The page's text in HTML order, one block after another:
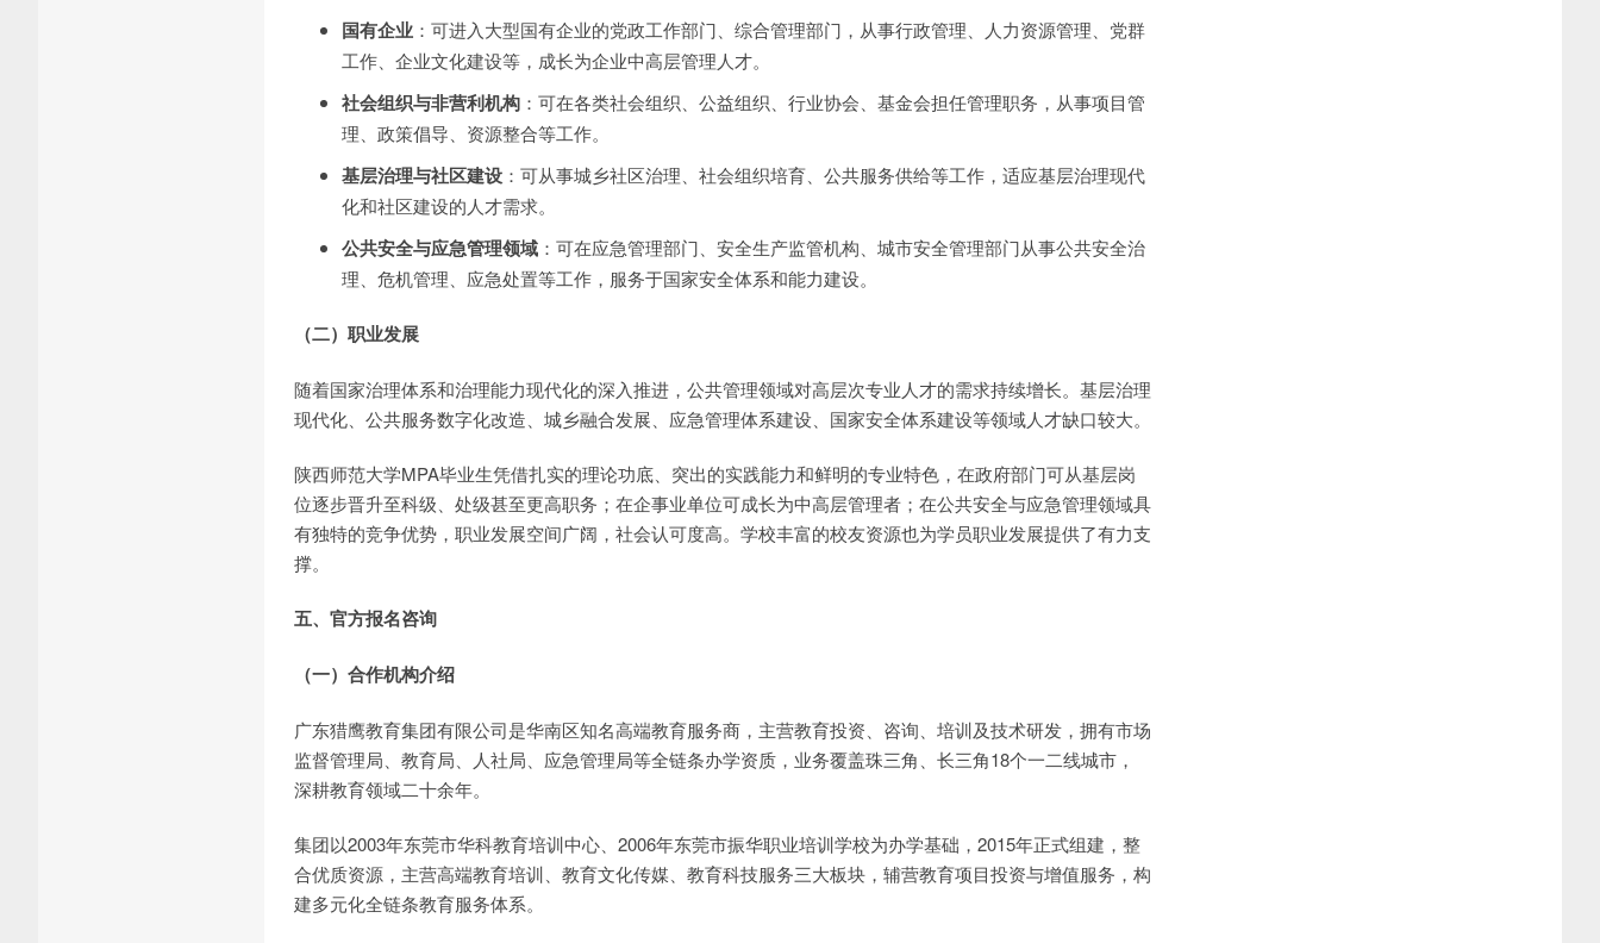
国有企业 ：可进入大型国有企业的党政工作部门、综合管理部门，从事行政管理、人力资源管理、党群
工作、企业文化建设等，成长为企业中高层管理人才。
社会组织与非营利机构 ：可在各类社会组织、公益组织、行业协会、基金会担任管理职务，从事项目管
理、政策倡导、资源整合等工作。
基层治理与社区建设 ：可从事城乡社区治理、社会组织培育、公共服务供给等工作，适应基层治理现代
化和社区建设的人才需求。
公共安全与应急管理领域 ：可在应急管理部门、安全生产监管机构、城市安全管理部门从事公共安全治
理、危机管理、应急处置等工作，服务于国家安全体系和能力建设。
（二）职业发展
随着国家治理体系和治理能力现代化的深入推进，公共管理领域对高层次专业人才的需求持续增长。基层治理
现代化、公共服务数字化改造、城乡融合发展、应急管理体系建设、国家安全体系建设等领域人才缺口较大。
陕西师范大学MPA毕业生凭借扎实的理论功底、突出的实践能力和鲜明的专业特色，在政府部门可从基层岗
位逐步晋升至科级、处级甚至更高职务；在企事业单位可成长为中高层管理者；在公共安全与应急管理领域具
有独特的竞争优势，职业发展空间广阔，社会认可度高。学校丰富的校友资源也为学员职业发展提供了有力支
撑。
五、官方报名咨询
（一）合作机构介绍
广东猎鹰教育集团有限公司是华南区知名高端教育服务商，主营教育投资、咨询、培训及技术研发，拥有市场
监督管理局、教育局、人社局、应急管理局等全链条办学资质，业务覆盖珠三角、长三角18个一二线城市，
深耕教育领域二十余年。
集团以2003年东莞市华科教育培训中心、2006年东莞市振华职业培训学校为办学基础，2015年正式组建，整
合优质资源，主营高端教育培训、教育文化传媒、教育科技服务三大板块，辅营教育项目投资与增值服务，构
建多元化全链条教育服务体系。